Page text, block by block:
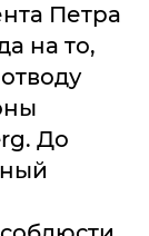
Петра
на то,
До